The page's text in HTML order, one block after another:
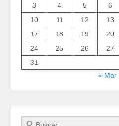
3
4 5 6
10
11 12 13
17
18 19 20
24
25 26 27
31
« Mar
Buscar